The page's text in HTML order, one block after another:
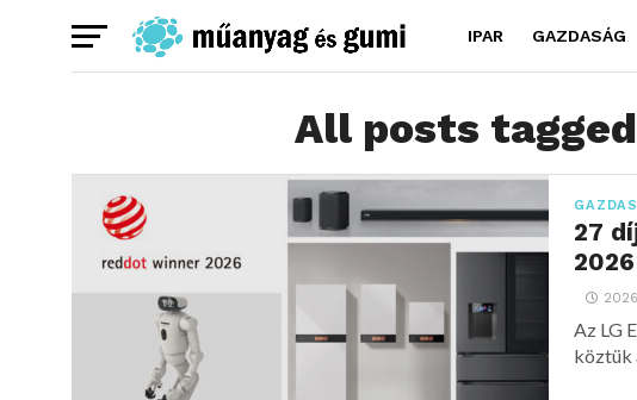
IPAR GAZDASÁG
All posts
27
Az LG
köztük